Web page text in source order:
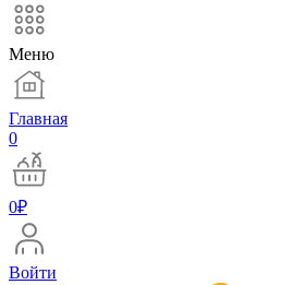
Меню
Главная
0
0₽
Войти